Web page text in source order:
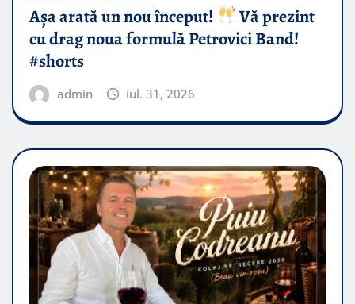
Așa arată un nou început!
Vă prezint
cu drag noua formulă Petrovici Band!
#shorts
admin iul. 31, 2026